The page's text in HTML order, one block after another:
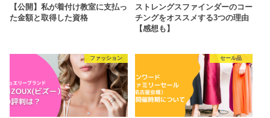
【公開】私が着付け教室に支払っ
た金額と取得した資格
ストレングスファインダーのコー
チングをオススメする3つの理由
【感想も】
ファッション セール品